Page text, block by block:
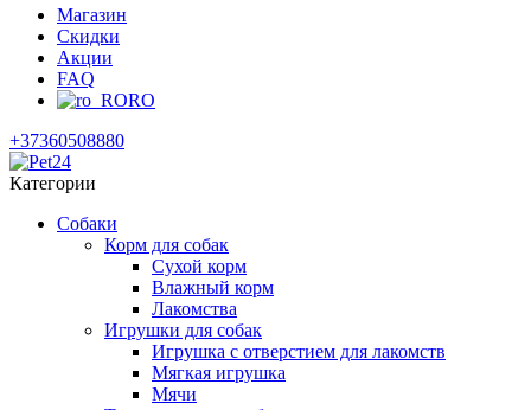
Магазин
Скидки
Акции
FAQ
RO
+37360508880
Категории
Собаки
Корм для собак
Сухой корм
Влажный корм
Лакомства
Игрушки для собак
Игрушка с отверстием для лакомств
Мягкая игрушка
Мячи